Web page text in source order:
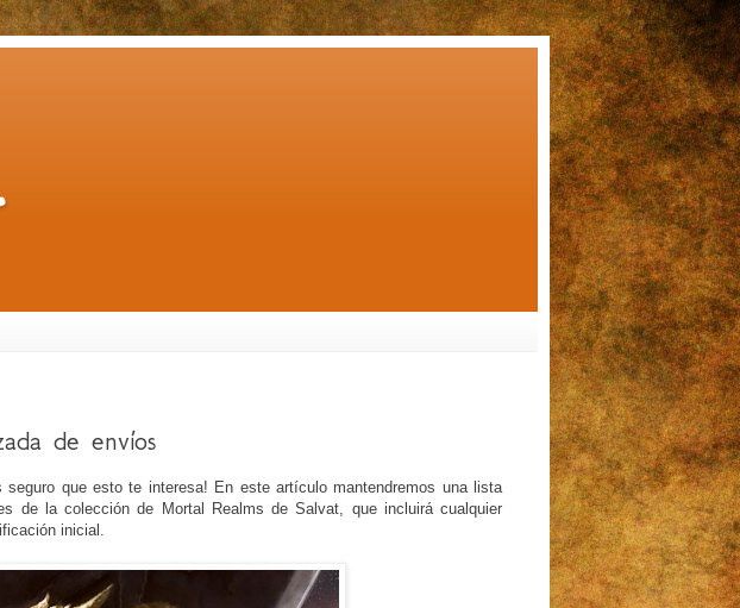
de envíos
seguro que esto te interesa! En este artículo mantendremos una lista
de la colección de Mortal Realms de Salvat, que incluirá cualquier
inicial.